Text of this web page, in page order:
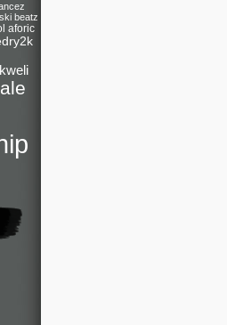
ski beatz
aforic